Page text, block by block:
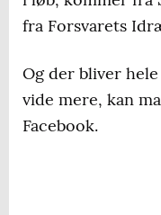
fra Forsvarets
Og der bliver
vide mere, kan
Facebook.